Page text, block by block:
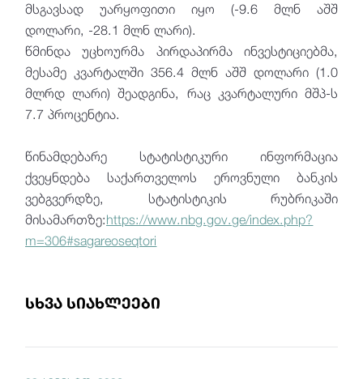
მსგავსად უარყოფითი იყო (-9.6 მლნ აშშ
დოლარი, -28.1 მლნ ლარი).
წმინდა უცხოურმა პირდაპირმა ინვესტიციებმა,
მესამე კვარტალში 356.4 მლნ აშშ დოლარი (1.0
მლრდ ლარი) შეადგინა, რაც კვარტალური მშპ-ს
7.7 პროცენტია.
წინამდებარე სტატისტიკური ინფორმაცია
ქვეყნდება საქართველოს ეროვნული ბანკის
ვებგვერდზე, სტატისტიკის რუბრიკაში
მისამართზე:https://www.nbg.gov.ge/index.php?
m=306#sagareoseqtori
სხვა სიახლეები